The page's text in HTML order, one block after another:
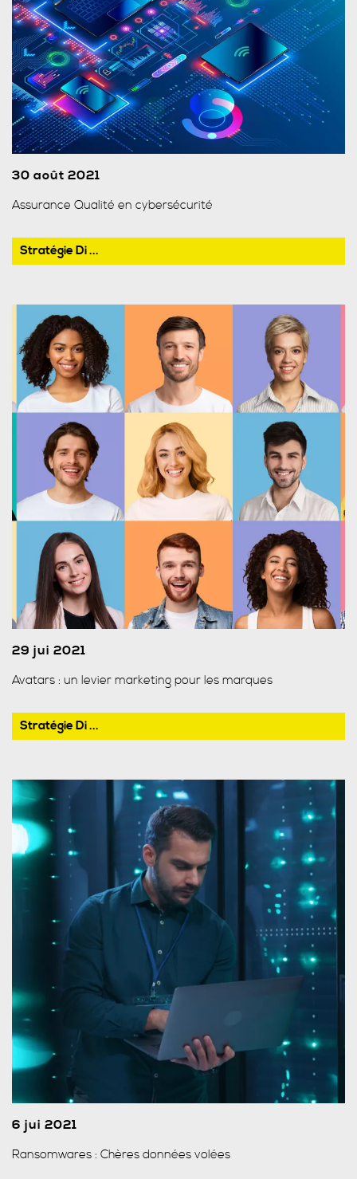
30 août 2021
Assurance Qualité en cybersécurité
Stratégie Di ...
29 jui 2021
Avatars : un levier marketing pour les marques
Stratégie Di ...
6 jui 2021
Ransomwares : Chères données volées